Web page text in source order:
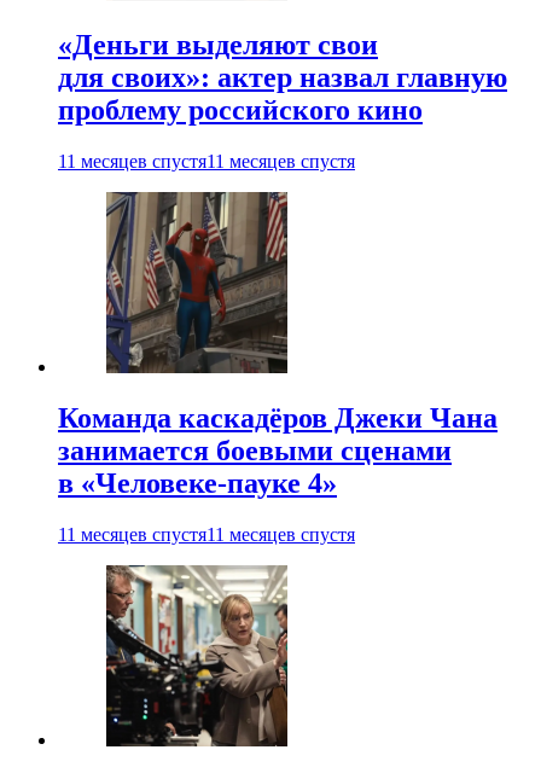
«Деньги выделяют свои
для своих»: актер назвал главную
проблему российского кино
11 месяцев спустя11 месяцев спустя
Команда каскадёров Джеки Чана
занимается боевыми сценами
в «Человеке-пауке 4»
11 месяцев спустя11 месяцев спустя